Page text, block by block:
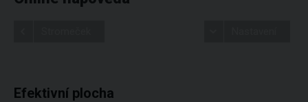
Efektivní plocha